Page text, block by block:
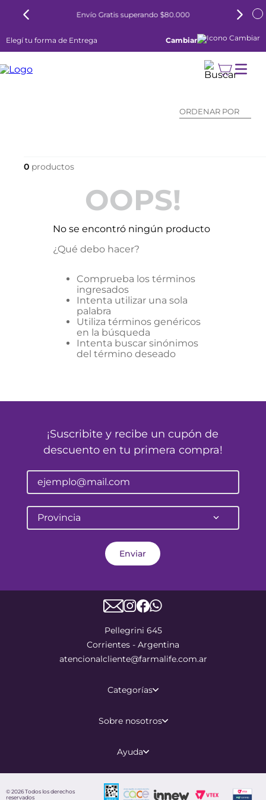
Envío Gratis superando $80.000
Elegí tu forma de Entrega Cambiar
ORDENAR POR
0
OOPS!
No se encontró ningún producto
¿Qué debo hacer?
Comprueba los términos
ingresados
Intenta utilizar una sola
palabra
Utiliza términos genéricos
en la búsqueda
Intenta buscar sinónimos
del término deseado
¡Suscribite y recibe un cupón de
descuento en tu primera compra!
Provincia
Enviar
Pellegrini 645
Corrientes - Argentina
atencionalcliente@farmalife.com.ar
Categorías
Sobre nosotros
Ayuda
©2026Todos los derechos
reservados